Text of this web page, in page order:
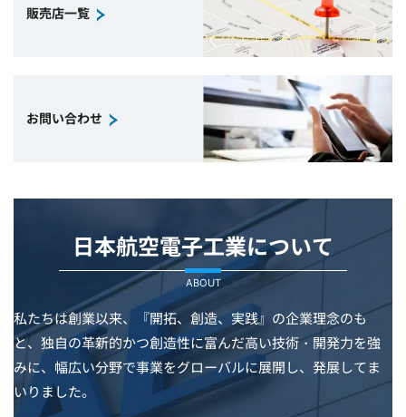
販売店一覧
お問い合わせ
日本航空電子工業について
ABOUT
私たちは創業以来、『開拓、創造、実践』の企業理念のも
と、独自の革新的かつ創造性に富んだ高い技術・開発力を強
みに、幅広い分野で事業をグローバルに展開し、発展してま
いりました。